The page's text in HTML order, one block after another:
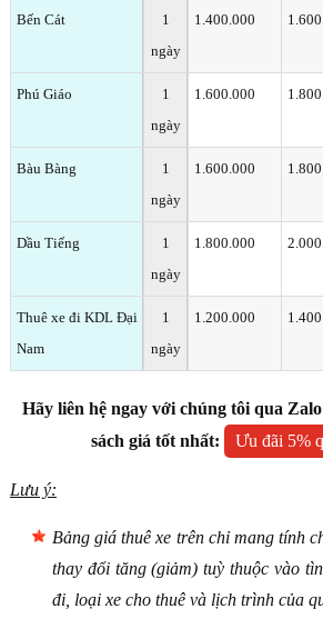
Bến Cát
1
ngày
1.400.000
Phú Giáo
1
ngày
1.600.000
Bàu Bàng
1
ngày
1.600.000
Dầu Tiếng
1
ngày
1.800.000
Thuê xe đi KDL Đại
Nam
1
ngày
1.200.000
Hãy liên hệ ngay với chúng tôi qua
sách giá tốt nhất:
Ưu đãi 5%
Lưu ý:
Bảng giá thuê xe trên chỉ mang tính
thay đổi tăng (giảm) tuỳ thuộc vào
đi, loại xe cho thuê và lịch trình của